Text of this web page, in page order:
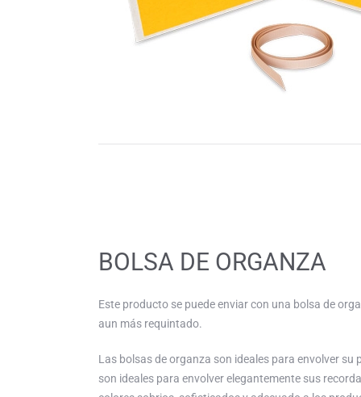
BOLSA DE ORGANZA
Este producto se puede enviar con una bolsa de
aun más requintado.
Las bolsas de organza son ideales para envolver su
son ideales para envolver elegantemente sus